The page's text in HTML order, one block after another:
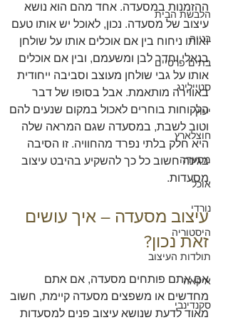
הלבשת הבית
בנייה
בתים פרטיים
סטיילינג
יעוץ
חוצלארץ
מסעדה
אוכל
נורדי
היסטוריה
תולדות העיצוב
איקאה
סקנדינבי
ההזמנות במסעדה. אחד מהם הוא נושא
עיצוב של מסעדה. נכון, לאוכל יש אותו טעם
ואותו ניחוח בין אם אוכלים אותו על שולחן
בנאלי וחדר לבן ומשעמם, ובין אם אוכלים
אותו על גבי שולחן מעוצב וסביבה ייחודית
באווירה מותאמת. אבל בסופו של דבר
הלקוחות בוחרים לאכול במקום שנעים להם
וטוב לשבת, במסעדה שגם המראה שלה
היא חלק בלתי נפרד מהחוויה. זו הסיבה
בגינה חשוב כל כך להשקיע בהיבט עיצוב
מסעדות.
עיצוב מסעדה – איך עושים
זאת נכון?
אם אתם פותחים מסעדה, אם אתם
מחדשים או משפצים מסעדה קיימת, חשוב
מאוד לדעת שנושא עיצוב פנים למסעדות